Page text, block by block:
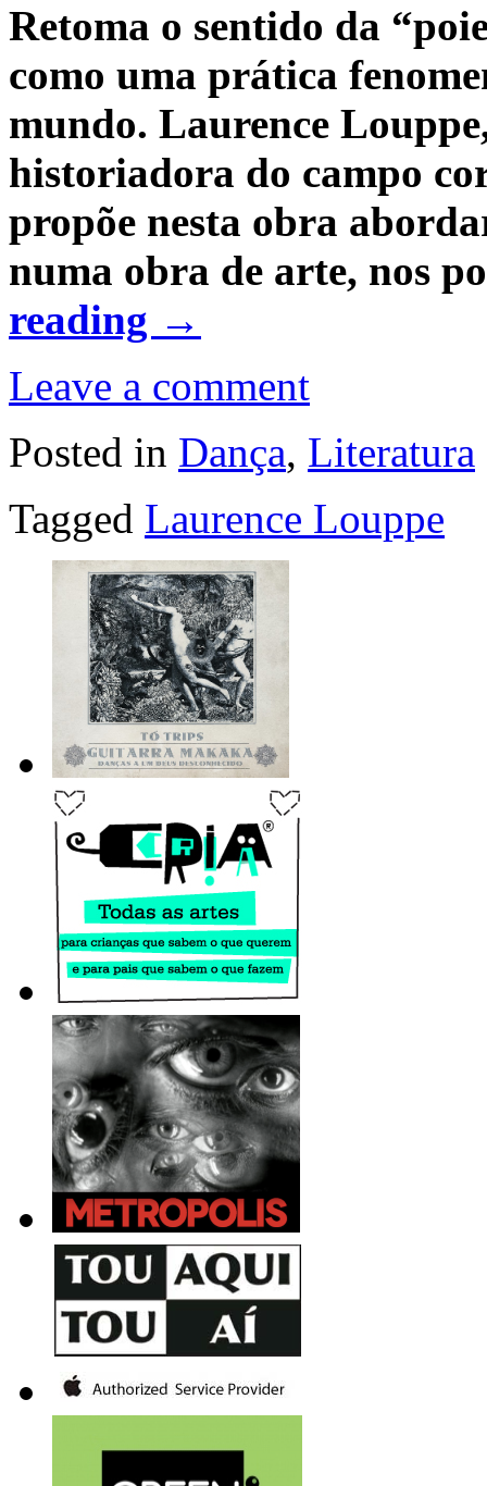
Retoma o sentido da
como uma prática
mundo. Laurence
historiadora do campo
propõe nesta obra
numa obra de arte, nos
reading →
Leave a comment
Posted in Dança, Literatura
Tagged Laurence Louppe